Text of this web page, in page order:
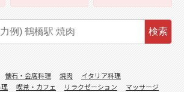
検索
懐石・会席料理 焼肉
イタリア料理
喫茶・カフェ リラクゼーション
マッサージ